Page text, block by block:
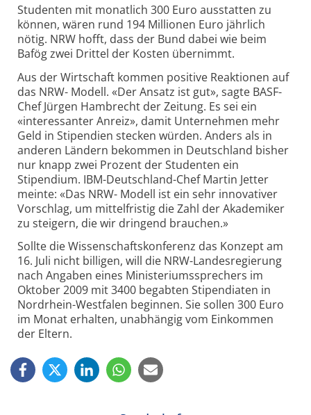
Studenten mit monatlich 300 Euro ausstatten zu
können, wären rund 194 Millionen Euro jährlich
nötig. NRW hofft, dass der Bund dabei wie beim
Bafög zwei Drittel der Kosten übernimmt.
Aus der Wirtschaft kommen positive Reaktionen auf
das NRW- Modell. «Der Ansatz ist gut», sagte BASF-
Chef Jürgen Hambrecht der Zeitung. Es sei ein
«interessanter Anreiz», damit Unternehmen mehr
Geld in Stipendien stecken würden. Anders als in
anderen Ländern bekommen in Deutschland bisher
nur knapp zwei Prozent der Studenten ein
Stipendium. IBM-Deutschland-Chef Martin Jetter
meinte: «Das NRW- Modell ist ein sehr innovativer
Vorschlag, um mittelfristig die Zahl der Akademiker
zu steigern, die wir dringend brauchen.»
Sollte die Wissenschaftskonferenz das Konzept am
16. Juli nicht billigen, will die NRW-Landesregierung
nach Angaben eines Ministeriumssprechers im
Oktober 2009 mit 3400 begabten Stipendiaten in
Nordrhein-Westfalen beginnen. Sie sollen 300 Euro
im Monat erhalten, unabhängig vom Einkommen
der Eltern.